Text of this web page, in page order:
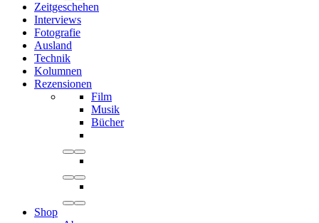
Zeitgeschehen
Interviews
Fotografie
Ausland
Technik
Kolumnen
Rezensionen
Film
Musik
Bücher
Shop